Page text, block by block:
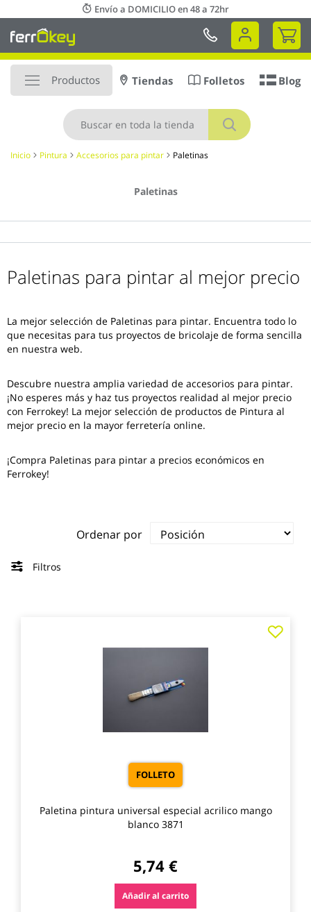
al
contenido
Envío a DOMICILIO en 48 a 72hr
Mi
Productos
Buscar
Tiendas Folletos Blog
Inicio Pintura Accesorios para pintar Paletinas
Paletinas
Paletinas para pintar al mejor precio
La mejor selección de Paletinas para pintar. Encuentra todo lo
que necesitas para tus proyectos de bricolaje de forma sencilla
en nuestra web.
Descubre nuestra amplia variedad de accesorios para pintar.
¡No esperes más y haz tus proyectos realidad al mejor precio
con Ferrokey! La mejor selección de productos de Pintura al
mejor precio en la mayor ferretería online.
¡Compra Paletinas para pintar a precios económicos en
Ferrokey!
Ordenar por
Filtros
FOLLETO
Paletina pintura universal especial acrilico mango
blanco 3871
5,74 €
Añadir al carrito